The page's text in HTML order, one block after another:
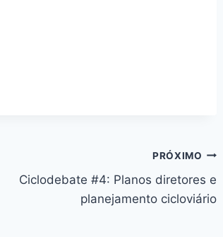
PRÓXIMO
Ciclodebate #4: Planos diretores e
planejamento cicloviário